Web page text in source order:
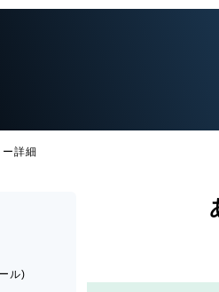
詳細
ル)